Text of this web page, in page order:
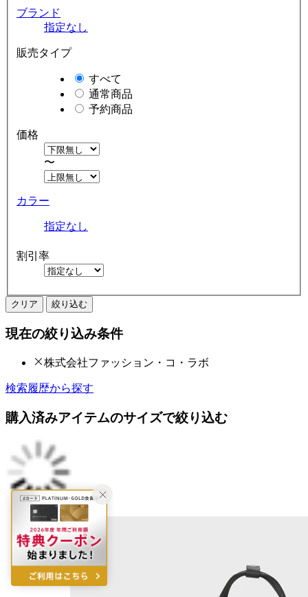
ブランド
指定なし
販売タイプ
すべて
通常商品
予約商品
価格
〜
カラー
指定なし
割引率
クリア 絞り込む
現在の絞り込み条件
株式会社ファッション・コ・ラボ
検索履歴から探す
購入済みアイテムのサイズで絞り込む